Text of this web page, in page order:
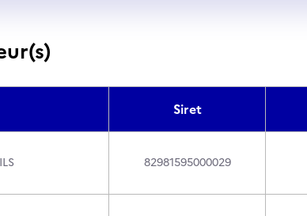
Siret
82981595000029